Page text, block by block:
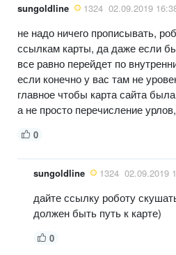
sungoldline 1324 02.09.2019
не надо ничего прописывать,
ссылкам карты, да даже если
все равно перейдет по
если конечно у вас там не
главное чтобы карта сайта
а не просто перечисление
0
sungoldline 1324 02.09.2019
дайте ссылку роботу
должен быть путь к карте)
0